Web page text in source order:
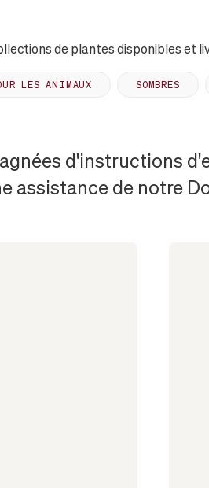
de plantes disponibles et
LES ANIMAUX SOMBRES
d'instructions
assistance de notre